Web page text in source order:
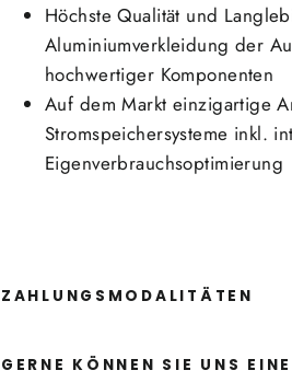
Höchste Qualität und
Aluminiumverkleidung der
hochwertiger Komponenten
Auf dem Markt einzigartige
Stromspeichersysteme inkl.
Eigenverbrauchsoptimierung
ZAHLUNGSMODALITÄTEN
GERNE KÖNNEN SIE UNS